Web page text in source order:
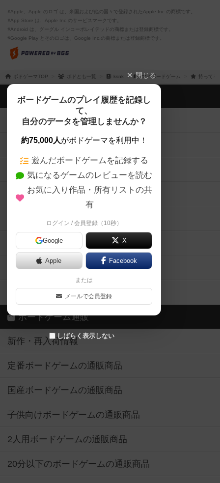
※Apple、Apple のロゴ は、米国および他の国々で登録されたApple Inc.の商標です。
※App Store は、Apple Inc.のサービスマークです。
※Android は、グーグル インコーポレイテッドの商標または登録商標です。
※Google Play とそのロゴは、Google Inc.の商標または登録商標です。
ボドゲーマTOP ボドとも一覧 ksnk マイボードゲーム 持ってる
閉じる
ボードゲームのプレイ履歴を記録し
て、
自分のデータを管理しませんか？
約75,000人がボドゲーマを利用中！
遊んだボードゲームを記録する
気になるゲームのレビューを読む
お気に入り作品・所有リストの共
有
ログイン / 会員登録（10秒）
Google X
Apple Facebook
または
メールで会員登録
しばらく表示しない
ボドゲーマTOP
ボードゲームを検索する
ボードゲームの新着レビュー
ボードゲーム会情報
メカニクス特集
掲示板・トピックス
ボドとも・会員一覧
ボードゲーム業界コラム
ボドゲーマご利用案内
ボードゲーム通販
新作・再入荷情報
定番ボードゲームの通販商品
国産ボードゲームの通販商品
子供向けボードゲームの通販商品
2人用ボードゲームの通販商品
20分以下のボードゲームの通販商品